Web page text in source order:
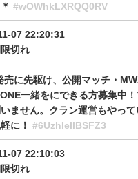
#wOWhkLXRQQ0RV
07 22:20:31
切れ
売に先駆け、公開マッチ・
一緒をにできる方募集中
ません。クラン運営もやっ
に！ #6UzhIellBSFZ3
07 22:10:03
切れ